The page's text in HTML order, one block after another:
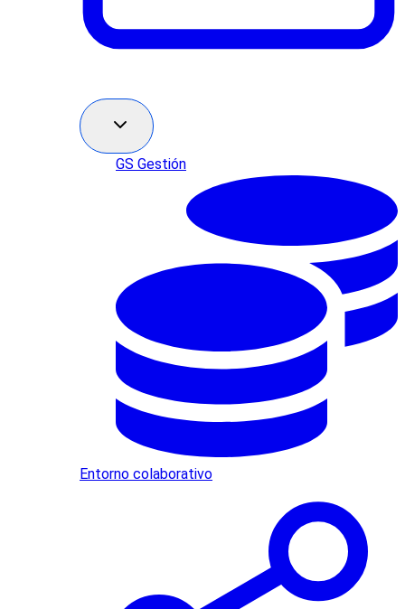
GS Gestión
Entorno colaborativo